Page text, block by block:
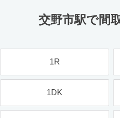
交野市駅で間
1R
1DK